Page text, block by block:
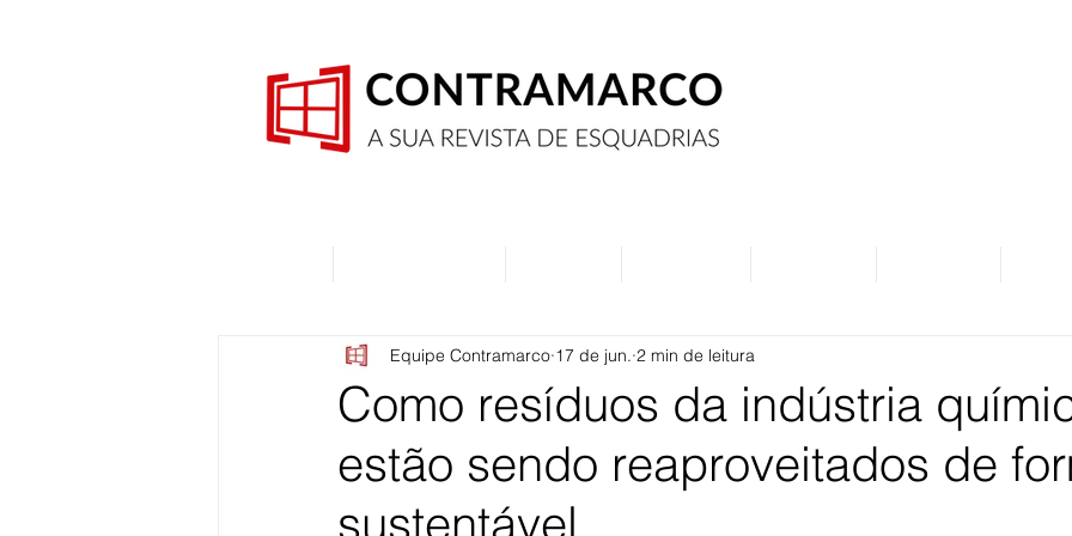
Como resíduos da indústria
estão sendo reaproveitados de
sustentável
Equipe Contramarco 17 de jun. 2 min de leitura